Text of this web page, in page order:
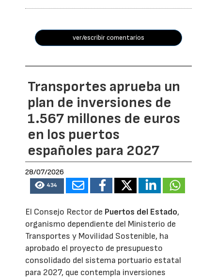
ver/escribir comentarios
Transportes aprueba un
plan de inversiones de
1.567 millones de euros
en los puertos
españoles para 2027
28/07/2026
434
El Consejo Rector de Puertos del Estado,
organismo dependiente del Ministerio de
Transportes y Movilidad Sostenible, ha
aprobado el proyecto de presupuesto
consolidado del sistema portuario estatal
para 2027, que contempla inversiones